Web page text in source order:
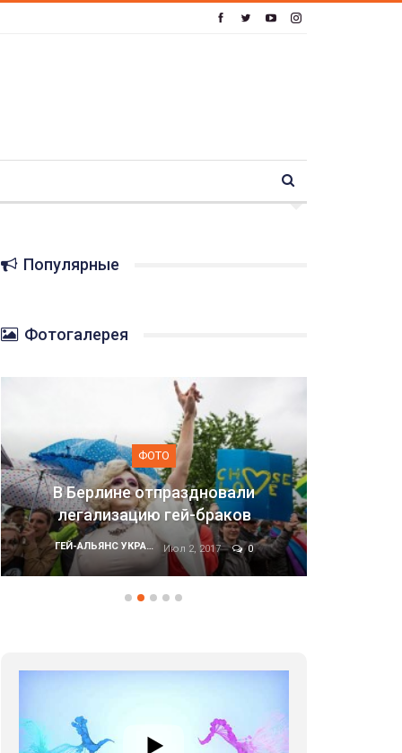
Популярные
Фотогалерея
ФОТО
Марш равенства в Киеве, 2017
ГЕЙ-АЛЬЯНС УКРАИНА Июн 20, 2017 0